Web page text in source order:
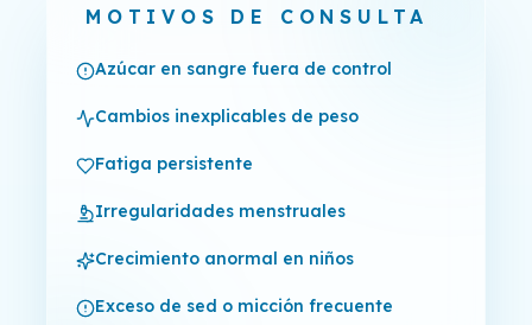
MOTIVOS DE CONSULTA
Azúcar en sangre fuera de control
Cambios inexplicables de peso
Fatiga persistente
Irregularidades menstruales
Crecimiento anormal en niños
Exceso de sed o micción frecuente